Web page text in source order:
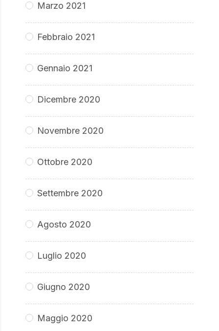
Marzo 2021
Febbraio 2021
Gennaio 2021
Dicembre 2020
Novembre 2020
Ottobre 2020
Settembre 2020
Agosto 2020
Luglio 2020
Giugno 2020
Maggio 2020